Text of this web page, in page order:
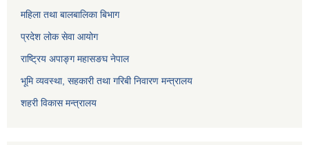
महिला तथा बालबालिका बिभाग
प्रदेश लोक सेवा आयोग
राष्ट्रिय अपाङ्ग महासङघ नेपाल
भूमि व्यवस्था, सहकारी तथा गरिबी निवारण मन्त्रालय
शहरी विकास मन्त्रालय